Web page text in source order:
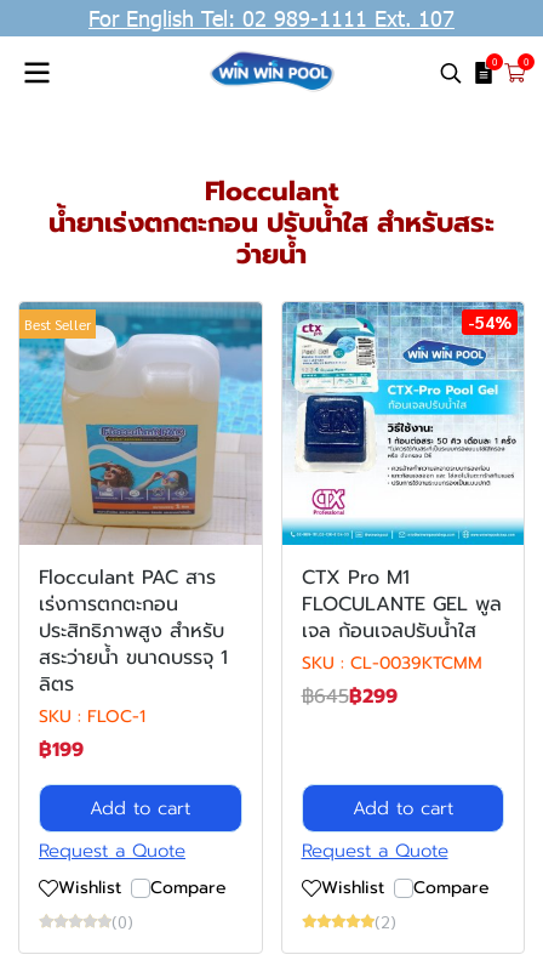
For English Tel: 02 989-1111 Ext. 107
0 0
Flocculant
น้ำยาเร่งตกตะกอน ปรับน้ำใส สำหรับสระ
ว่ายน้ำ
Best Seller
Flocculant PAC สาร
เร่งการตกตะกอน
ประสิทธิภาพสูง สำหรับ
สระว่ายน้ำ ขนาดบรรจุ 1
ลิตร
SKU : FLOC-1
฿199
Add to cart
Request a Quote
Wishlist Compare
(0)
-54%
CTX Pro M1
FLOCULANTE GEL พูล
เจล ก้อนเจลปรับน้ำใส
SKU : CL-0039KTCMM
฿645฿299
Add to cart
Request a Quote
Wishlist Compare
(2)